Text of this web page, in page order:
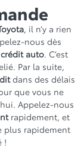
, il n’y a rien
nous dès
crédit auto. C’est
Par la suite,
dans des délais
que vous ne
Appelez-nous
rapidement, et
plus rapidement
!